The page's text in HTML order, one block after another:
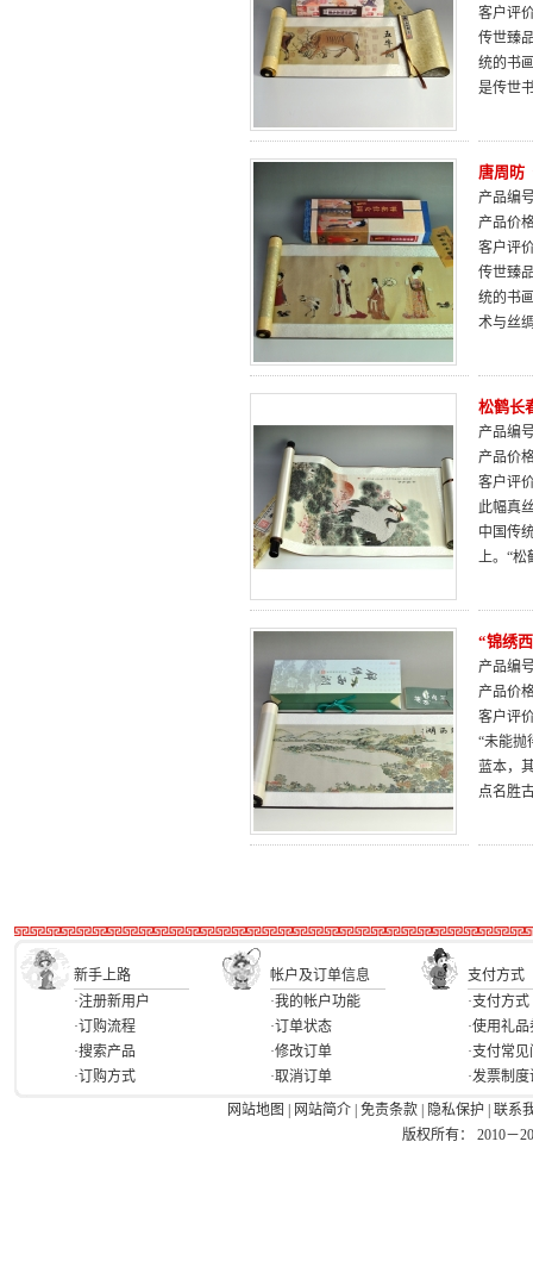
客户评
传世臻
统的书
是传世
唐周昉
产品编
产品价
客户评
传世臻
统的书
术与丝
松鹤长
产品编
产品价
客户评
此幅真
中国传
上。“松
“锦绣
产品编
产品价
客户评
“未能抛
蓝本，
点名胜
新手上路 帐户及订单信息
支付方式
·注册新用户
·订购流程
·搜索产品
·订购方式
·我的帐户功能
·订单状态
·修改订单
·取消订单
·支付方式
·使用礼品
·支付常
·发票制
网站地图
网站简介 免责条款 隐私保护
联系
版权所有： 2010－